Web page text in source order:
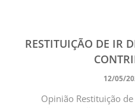
RESTITUIÇÃO DE IR
12/05/
Opinião Restituição